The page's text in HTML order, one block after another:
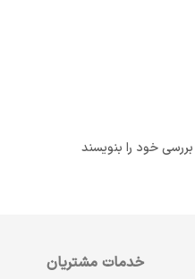
خود را بنویسند
خدمات مشتریان